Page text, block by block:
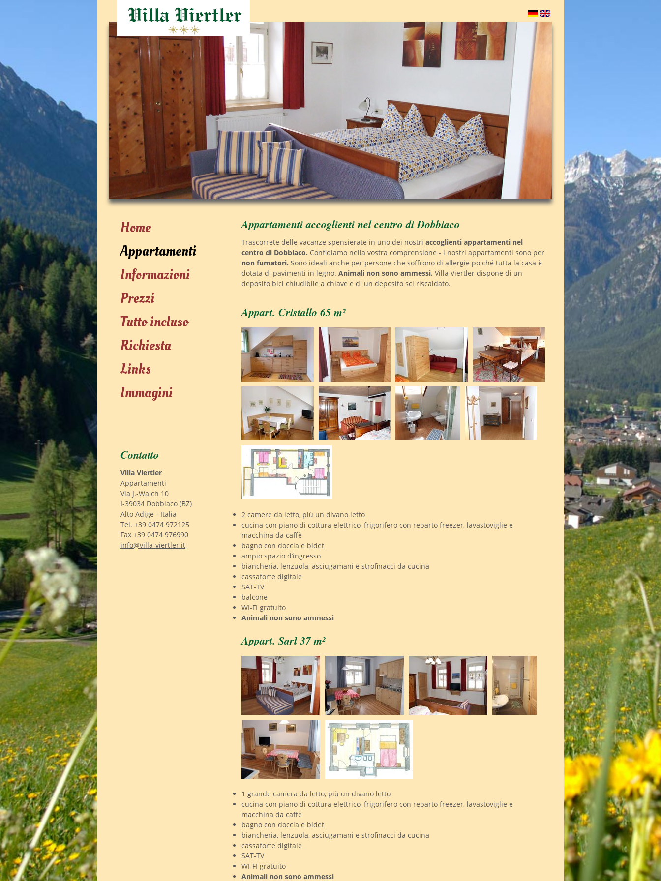
Home
Appartamenti
Informazioni
Prezzi
Tutto incluso
Richiesta
Links
Immagini
Contatto
Villa Viertler
Appartamenti
Via J.-Walch 10
I-39034 Dobbiaco (BZ)
Alto Adige - Italia
Tel. +39 0474 972125
Fax +39 0474 976990
info@villa-viertler.it
Appartamenti accoglienti nel centro di Dobbiaco
Trascorrete delle vacanze spensierate in uno dei nostri accoglienti appartamenti nel
centro di Dobbiaco. Confidiamo nella vostra comprensione - i nostri appartamenti sono per
non fumatori. Sono ideali anche per persone che soffrono di allergie poiché tutta la casa è
dotata di pavimenti in legno. Animali non sono ammessi. Villa Viertler dispone di un
deposito bici chiudibile a chiave e di un deposito sci riscaldato.
Appart. Cristallo 65 m²
2 camere da letto, più un divano letto
cucina con piano di cottura elettrico, frigorifero con reparto freezer, lavastoviglie e
macchina da caffè
bagno con doccia e bidet
ampio spazio d’ingresso
biancheria, lenzuola, asciugamani e strofinacci da cucina
cassaforte digitale
SAT-TV
balcone
WI-FI gratuito
Animali non sono ammessi
Appart. Sarl 37 m²
1 grande camera da letto, più un divano letto
cucina con piano di cottura elettrico, frigorifero con reparto freezer, lavastoviglie e
macchina da caffè
bagno con doccia e bidet
biancheria, lenzuola, asciugamani e strofinacci da cucina
cassaforte digitale
SAT-TV
WI-FI gratuito
Animali non sono ammessi